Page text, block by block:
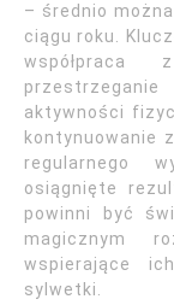
– średnio
ciągu roku.
współpraca
aktywności
kontynuowanie
regularnego
osiągnięte
powinni być
magicznym
wspierające
sylwetki.